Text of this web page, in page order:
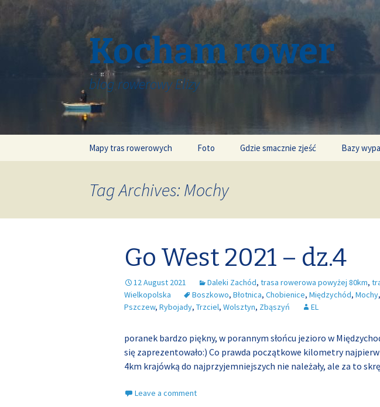
Kocham rower
blog rowerowy Elizy
Mapy tras rowerowych Foto Gdzie smacznie zjeść Bazy
Tag Archives: Mochy
Go West 2021 – dz.4
12 August 2021 Daleki Zachód, trasa rowerowa powyżej 80km,
Wielkopolska
Boszkowo, Błotnica, Chobienice, Międzychód, Mochy,
Pszczew, Rybojady, Trzciel, Wolsztyn, Zbąszyń EL
poranek bardzo piękny, w porannym słońcu jezioro w
się zaprezentowało:) Co prawda początkowe kilometry
4km krajówką do najprzyjemniejszych nie należały, ale za to
Leave a comment